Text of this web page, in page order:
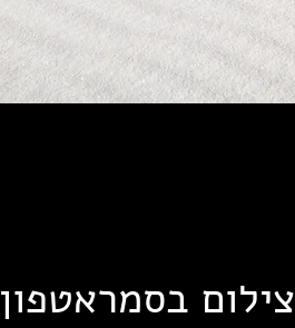
צילום בסמראטפון